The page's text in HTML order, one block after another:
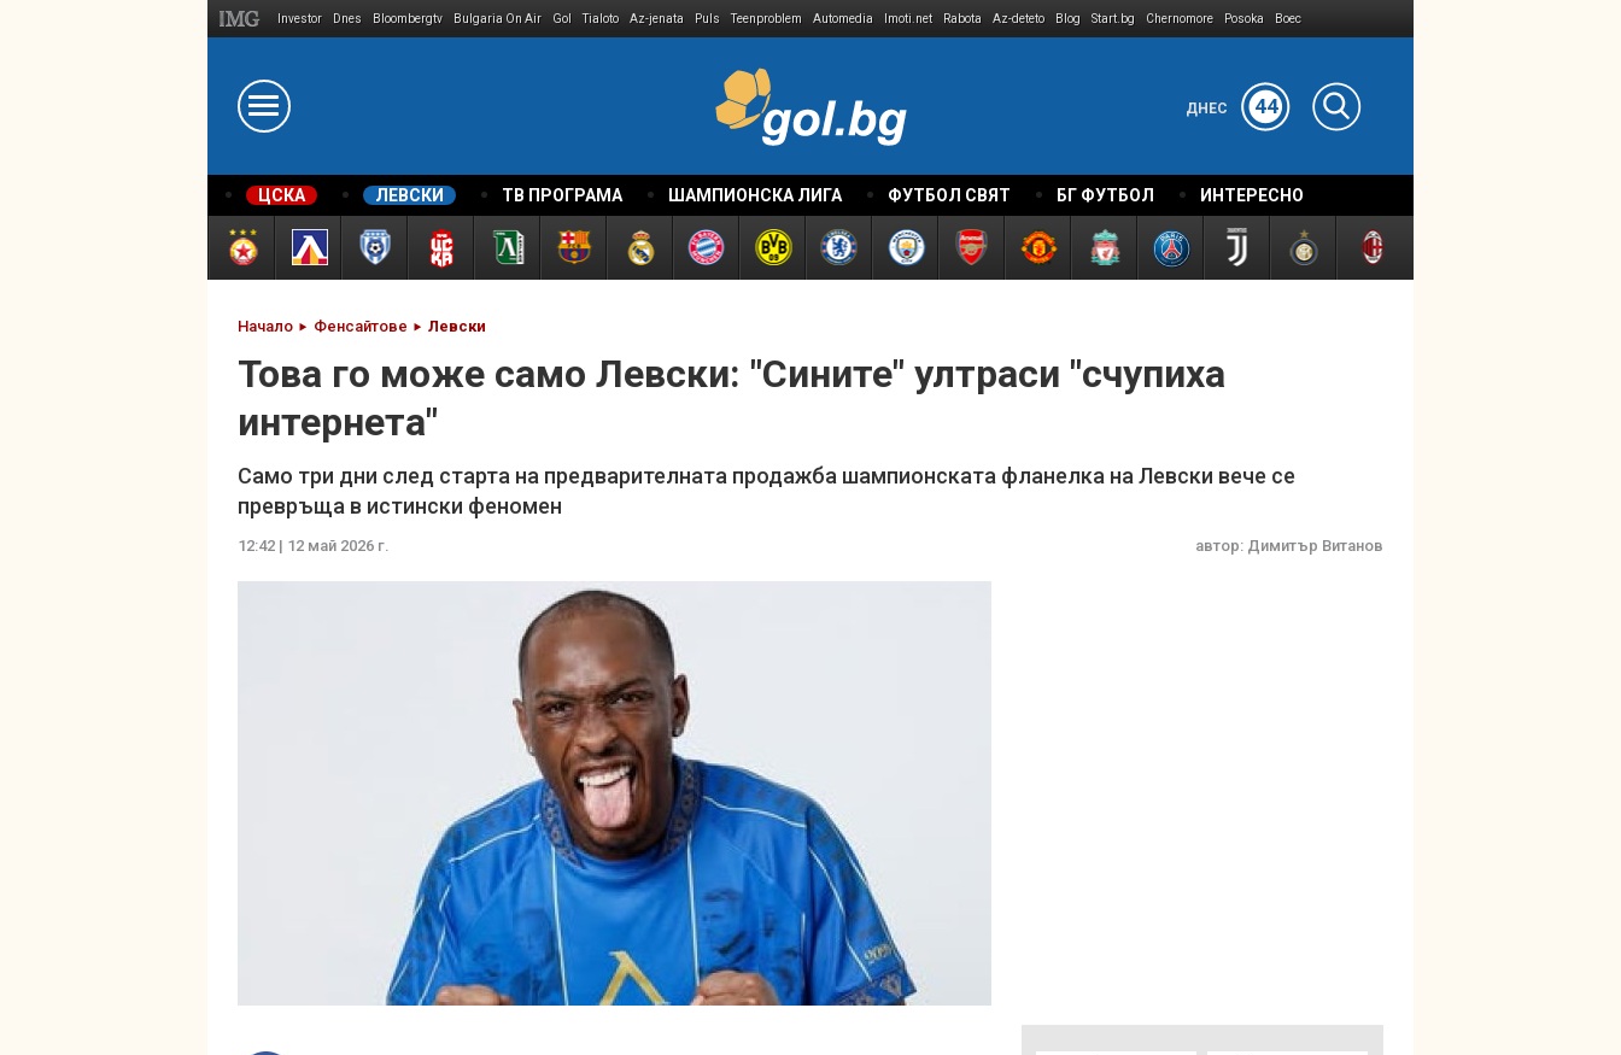
Investor Dnes Bloombergtv Bulgaria On Air Gol Tialoto Az-jenata Puls Teenproblem Automedia Imoti.net Rabota Az-deteto Blog Start.bg Chernomore Posoka Boec
ДНЕС 44
ЦСКА ЛЕВСКИ ТВ ПРОГРАМА ШАМПИОНСКА ЛИГА ФУТБОЛ СВЯТ БГ ФУТБОЛ ИНТЕРЕСНО
Начало Фенсайтове Левски
Това го може само Левски: "Сините" ултраси "счупиха
интернета"
Само три дни след старта на предварителната продажба шампионската фланелка на Левски вече се
превръща в истински феномен
12:42 | 12 май 2026 г. автор: Димитър Витанов